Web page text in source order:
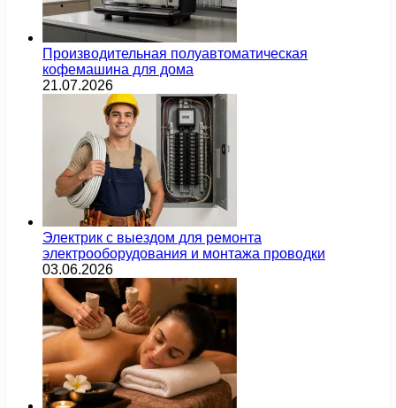
Производительная полуавтоматическая
кофемашина для дома
21.07.2026
Электрик с выездом для ремонта
электрооборудования и монтажа проводки
03.06.2026